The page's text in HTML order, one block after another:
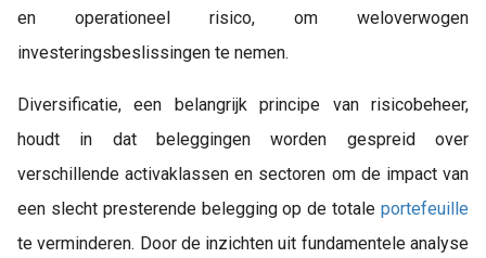
en operationeel risico, om weloverwogen
investeringsbeslissingen te nemen.
Diversificatie, een belangrijk principe van risicobeheer,
houdt in dat beleggingen worden gespreid over
verschillende activaklassen en sectoren om de impact van
een slecht presterende belegging op de totale portefeuille
te verminderen. Door de inzichten uit fundamentele analyse